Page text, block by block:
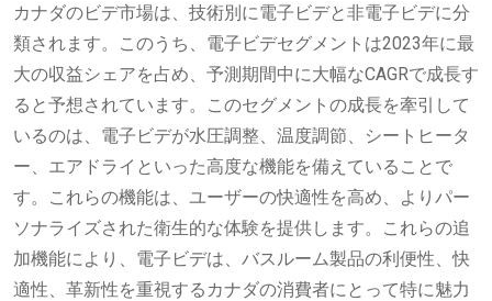
カナダのビデ市場は、技術別に電子ビデと非電子ビデに分
類されます。このうち、電子ビデセグメントは2023年に最
大の収益シェアを占め、予測期間中に大幅なCAGRで成長す
ると予想されています。このセグメントの成長を牽引して
いるのは、電子ビデが水圧調整、温度調節、シートヒータ
ー、エアドライといった高度な機能を備えていることで
す。これらの機能は、ユーザーの快適性を高め、よりパー
ソナライズされた衛生的な体験を提供します。これらの追
加機能により、電子ビデは、バスルーム製品の利便性、快
適性、革新性を重視するカナダの消費者にとって特に魅力